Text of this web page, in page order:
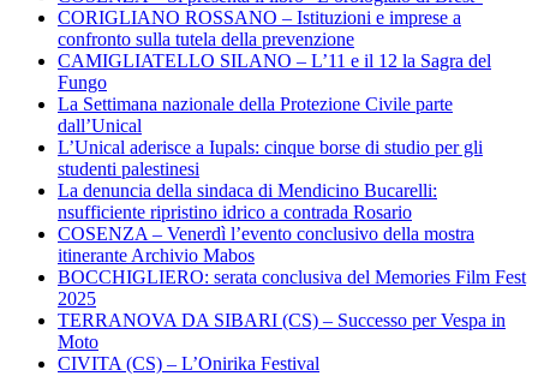
CORIGLIANO ROSSANO – Istituzioni e imprese a
confronto sulla tutela della prevenzione
CAMIGLIATELLO SILANO – L’11 e il 12 la Sagra del
Fungo
La Settimana nazionale della Protezione Civile parte
dall’Unical
L’Unical aderisce a Iupals: cinque borse di studio per gli
studenti palestinesi
La denuncia della sindaca di Mendicino Bucarelli:
nsufficiente ripristino idrico a contrada Rosario
COSENZA – Venerdì l’evento conclusivo della mostra
itinerante Archivio Mabos
BOCCHIGLIERO: serata conclusiva del Memories Film Fest
2025
TERRANOVA DA SIBARI (CS) – Successo per Vespa in
Moto
CIVITA (CS) – L’Onirika Festival